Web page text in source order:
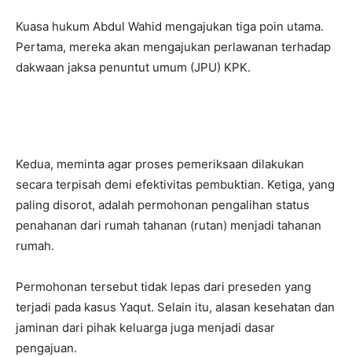
Kuasa hukum Abdul Wahid mengajukan tiga poin utama.
Pertama, mereka akan mengajukan perlawanan terhadap
dakwaan jaksa penuntut umum (JPU) KPK.
Kedua, meminta agar proses pemeriksaan dilakukan
secara terpisah demi efektivitas pembuktian. Ketiga, yang
paling disorot, adalah permohonan pengalihan status
penahanan dari rumah tahanan (rutan) menjadi tahanan
rumah.
Permohonan tersebut tidak lepas dari preseden yang
terjadi pada kasus Yaqut. Selain itu, alasan kesehatan dan
jaminan dari pihak keluarga juga menjadi dasar
pengajuan.